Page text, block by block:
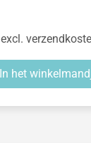
In het